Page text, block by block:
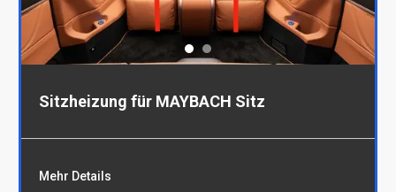
Sitzheizung für MAYBACH Sitz
Mehr Details